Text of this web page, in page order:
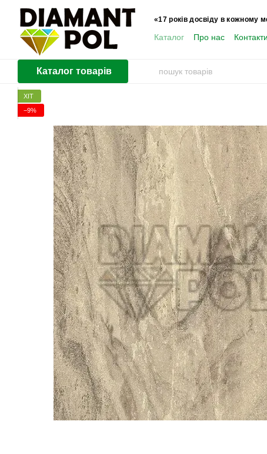
Перейти до основного контенту
«17 років досвіду в кожному
Каталог Про нас Контакти
Каталог товарів
ХІТ
−9%